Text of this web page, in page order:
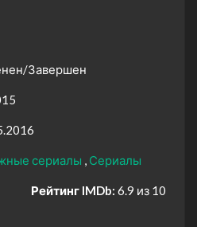
Завершен
сериалы Сериалы
Рейтинг IMDb: 6.9 из 10